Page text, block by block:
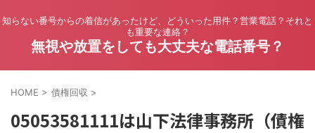
知らない番号からの着信があったけど、どういった用件？営業電話？それと
も重要な連絡？
無視や放置をしても大丈夫な電話番号？
HOME > 債権回収 >
05053581111は山下法律事務所（債権